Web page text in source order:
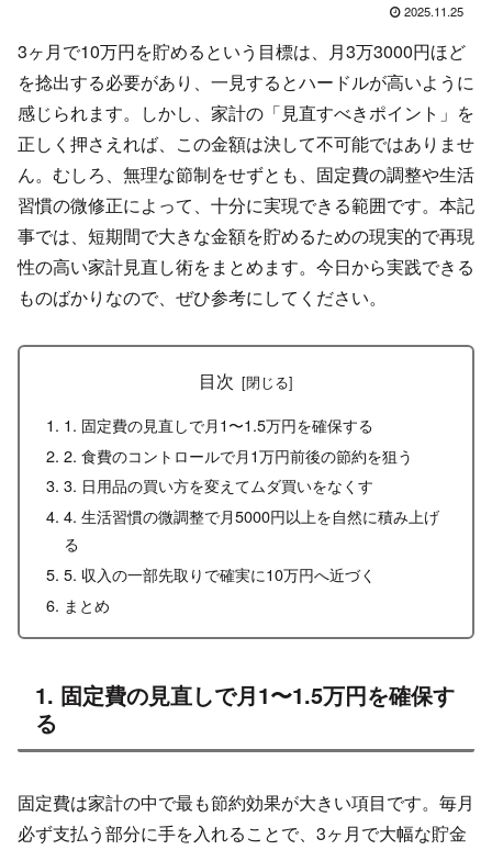
2025.11.25
3ヶ月で10万円を貯めるという目標は、月3万3000円ほど
を捻出する必要があり、一見するとハードルが高いように
感じられます。しかし、家計の「見直すべきポイント」を
正しく押さえれば、この金額は決して不可能ではありませ
ん。むしろ、無理な節制をせずとも、固定費の調整や生活
習慣の微修正によって、十分に実現できる範囲です。本記
事では、短期間で大きな金額を貯めるための現実的で再現
性の高い家計見直し術をまとめます。今日から実践できる
ものばかりなので、ぜひ参考にしてください。
目次
1. 固定費の見直しで月1〜1.5万円を確保する
2. 食費のコントロールで月1万円前後の節約を狙う
3. 日用品の買い方を変えてムダ買いをなくす
4. 生活習慣の微調整で月5000円以上を自然に積み上げ
る
5. 収入の一部先取りで確実に10万円へ近づく
まとめ
1. 固定費の見直しで月1〜1.5万円を確保す
る
固定費は家計の中で最も節約効果が大きい項目です。毎月
必ず支払う部分に手を入れることで、3ヶ月で大幅な貯金